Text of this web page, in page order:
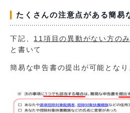
たくさんの注意点がある簡易
下記、 11項目の異動がない方のみ
と書いて
簡易な申告書の提出が可能となり